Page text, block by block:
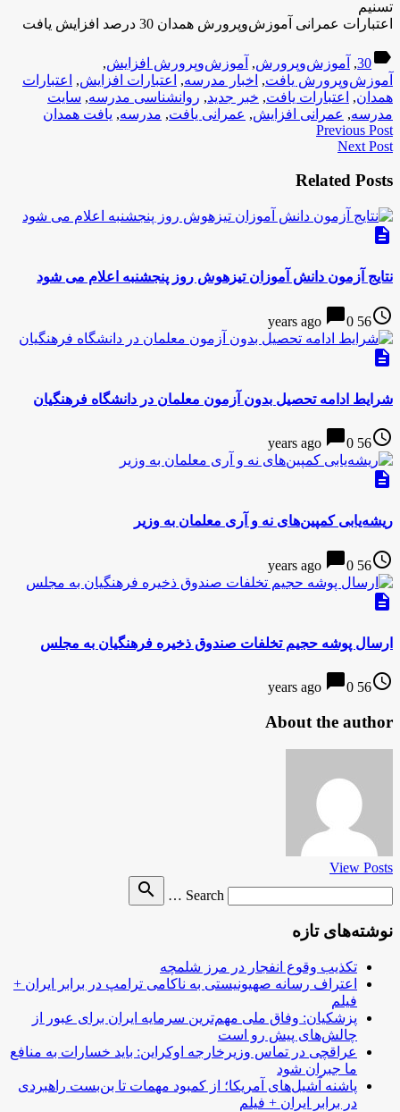
تسنیم
اعتبارات عمرانی آموزش‌وپرورش همدان 30 درصد افزایش یافت
label
30
, آموزش‌وپرورش, آموزش‌وپرورش افزایش,
آموزش‌وپرورش یافت, اخبار مدرسه, اعتبارات افزایش,
اعتبارات
همدان, اعتبارات یافت, خبر جدید, روانشناسی مدرسه, سایت
مدرسه, عمرانی افزایش, عمرانی یافت, مدرسه, یافت همدان
Previous Post
Next Post
Related Posts
description
نتایج آزمون دانش آموزان تیزهوش روز پنجشنبه اعلام می شود
access_time
56 years ago
chat_bubble0
description
شرایط ادامه تحصیل بدون آزمون معلمان در دانشگاه فرهنگیان
access_time
56 years ago
chat_bubble0
description
ریشه‌‌یابی کمپین‌های نه و آری معلمان به وزیر
access_time
56 years ago
chat_bubble0
description
ارسال پوشه حجیم تخلفات صندوق ذخیره فرهنگیان به مجلس
access_time
56 years ago
chat_bubble0
About the author
View Posts
Search …
search
نوشته‌های تازه
تکذیب وقوع انفجار در مرز شلمچه
اعتراف رسانه صهیونیستی به ناکامی ترامپ در برابر ایران +
فیلم
پزشکیان: وفاق ملی مهم‌ترین سرمایه ایران برای عبور از
چالش‌های پیش رو است
عراقچی در تماس وزیرخارجه اوکراین: باید خسارات به منافع
ما جبران شود
پاشنه آشیل‌های آمریکا؛ از کمبود مهمات تا بن‌بست راهبردی
در برابر ایران + فیلم